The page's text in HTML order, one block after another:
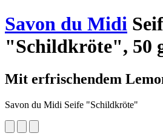
Savon du Midi
"Schildkröte", 50
Mit erfrischendem
Savon du Midi Seife "Schildkröte"